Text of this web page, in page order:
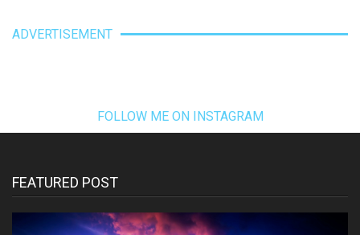
ADVERTISEMENT
FOLLOW ME ON INSTAGRAM
FEATURED POST